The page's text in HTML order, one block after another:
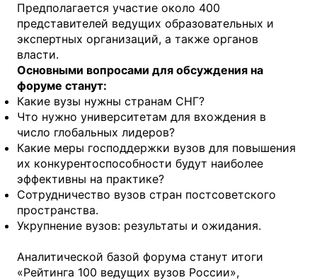
Предполагается участие около 400
представителей ведущих образовательных и
экспертных организаций, а также органов
власти.
Основными вопросами для обсуждения на
форуме станут:
Какие вузы нужны странам СНГ?
Что нужно университетам для вхождения в
число глобальных лидеров?
Какие меры господдержки вузов для повышения
их конкурентоспособности будут наиболее
эффективны на практике?
Сотрудничество вузов стран постсоветского
пространства.
Укрупнение вузов: результаты и ожидания.
Аналитической базой форума станут итоги
«Рейтинга 100 ведущих вузов России»,